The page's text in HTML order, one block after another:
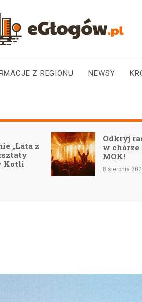
Z REGIONU NEWSY
„Lata z
Kotli
Odkryj
w chórze
MOK!
8 sierpnia